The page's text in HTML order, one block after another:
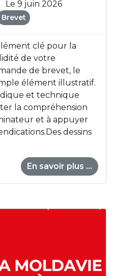
Le 9 juin 2026
Brevet
clé pour la
de votre
de brevet, le
élément illustratif.
et technique
la compréhension
et à appuyer
dessins
En savoir plus ...